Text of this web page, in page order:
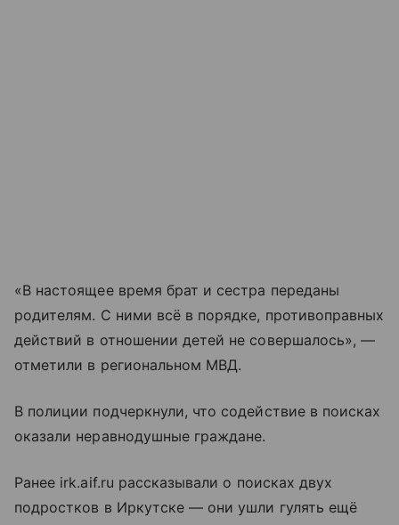
«В настоящее время брат и сестра переданы
родителям. С ними всё в порядке, противоправных
действий в отношении детей не совершалось», —
отметили в региональном МВД.
В полиции подчеркнули, что содействие в поисках
оказали неравнодушные граждане.
Ранее irk.aif.ru рассказывали о поисках двух
подростков в Иркутске — они ушли гулять ещё